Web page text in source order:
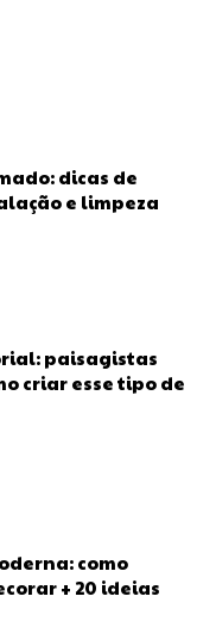
dicas de
e limpeza
paisagistas
criar esse tipo de
como
+ 20 ideias